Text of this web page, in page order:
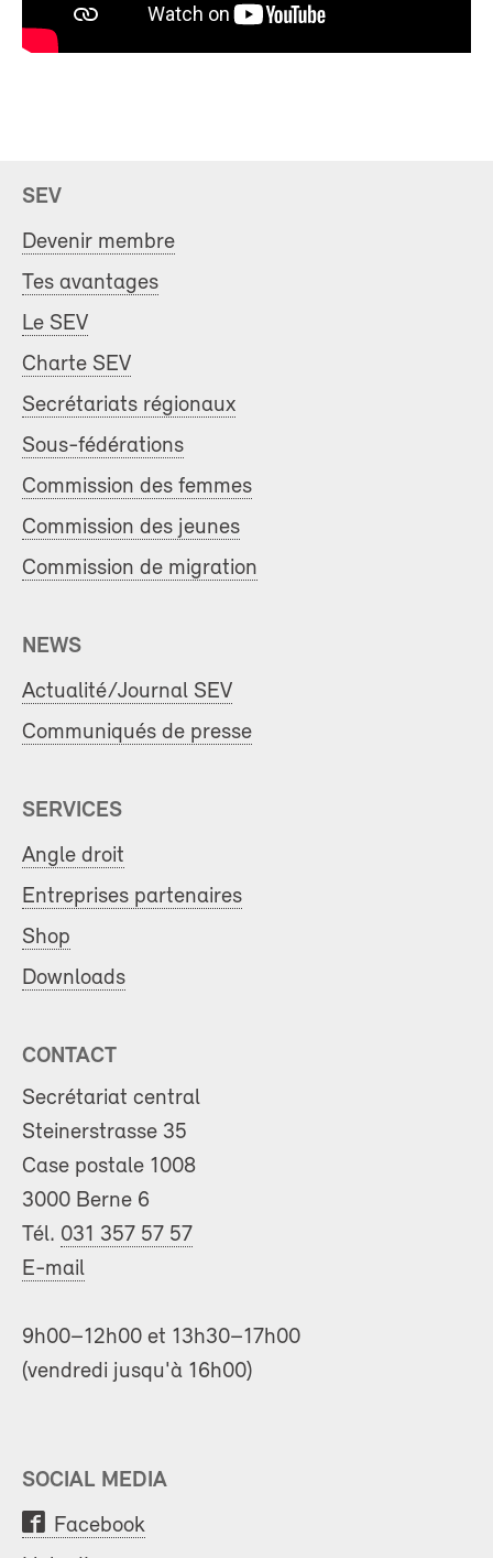
SEV
Devenir membre
Tes avantages
Le SEV
Charte SEV
Secrétariats régionaux
Sous-fédérations
Commission des femmes
Commission des jeunes
Commission de migration
NEWS
Actualité/Journal SEV
Communiqués de presse
SERVICES
Angle droit
Entreprises partenaires
Shop
Downloads
CONTACT
Secrétariat central
Steinerstrasse 35
Case postale 1008
3000 Berne 6
Tél. 031 357 57 57
E-mail
9h00–12h00 et 13h30–17h00
(vendredi jusqu'à 16h00)
SOCIAL MEDIA
Facebook